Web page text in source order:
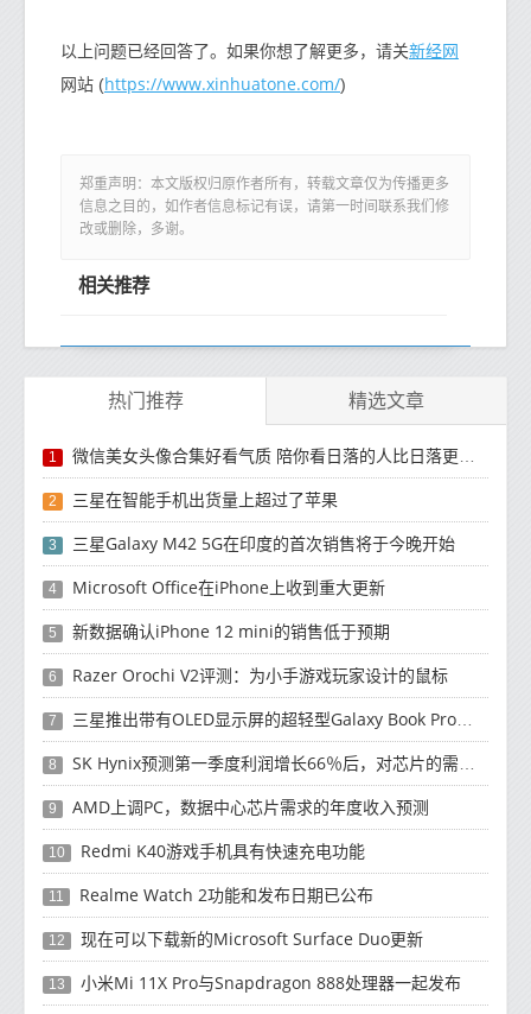
以上问题已经回答了。如果你想了解更多，请关新经网
网站 (https://www.xinhuatone.com/)
郑重声明：本文版权归原作者所有，转载文章仅为传播更多
信息之目的，如作者信息标记有误，请第一时间联系我们修
改或删除，多谢。
相关推荐
热门推荐 精选文章
1 微信美女头像合集好看气质 陪你看日落的人比日落更浪漫
2 三星在智能手机出货量上超过了苹果
3 三星Galaxy M42 5G在印度的首次销售将于今晚开始
4 Microsoft Office在iPhone上收到重大更新
5 新数据确认iPhone 12 mini的销售低于预期
6 Razer Orochi V2评测：为小手游戏玩家设计的鼠标
7 三星推出带有OLED显示屏的超轻型Galaxy Book Pro和Galaxy Book Pro 360笔记本电脑
8 SK Hynix预测第一季度利润增长66％后，对芯片的需求将增强
9 AMD上调PC，数据中心芯片需求的年度收入预测
10 Redmi K40游戏手机具有快速充电功能
11 Realme Watch 2功能和发布日期已公布
12 现在可以下载新的Microsoft Surface Duo更新
13 小米Mi 11X Pro与Snapdragon 888处理器一起发布